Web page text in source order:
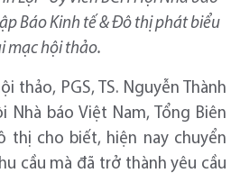
Báo Kinh tế & Đô thị phát biểu
mạc hội thảo.
thảo, PGS, TS. Nguyễn Thành
Nhà báo Việt Nam, Tổng Biên
thị cho biết, hiện nay chuyển
cầu mà đã trở thành yêu cầu